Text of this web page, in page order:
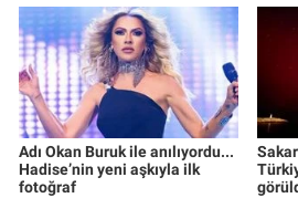
Adı Okan Buruk ile anılıyordu...
Hadise’nin yeni aşkıyla ilk
fotoğraf